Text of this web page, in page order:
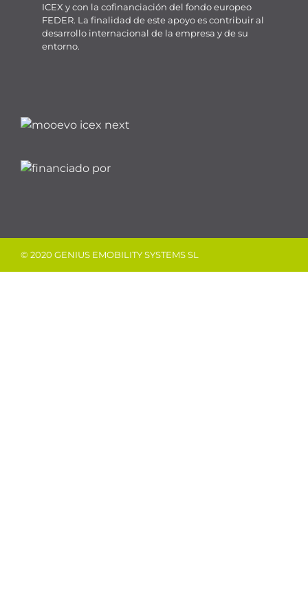
ICEX y con la cofinanciación del fondo europeo
FEDER. La finalidad de este apoyo es contribuir al
desarrollo internacional de la empresa y de su
entorno.
© 2020 GENIUS EMOBILITY SYSTEMS SL